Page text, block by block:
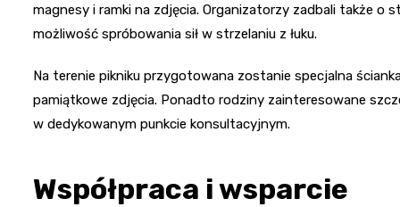
magnesy i ramki na zdjęcia. Organizatorzy zadbali także o
możliwość spróbowania sił w strzelaniu z łuku.
Na terenie pikniku przygotowana zostanie specjalna
pamiątkowe zdjęcia. Ponadto rodziny zainteresowane
w dedykowanym punkcie konsultacyjnym.
Współpraca i wsparcie